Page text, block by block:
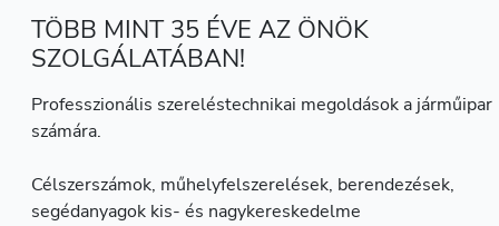
TÖBB MINT 35 ÉVE AZ ÖNÖK
SZOLGÁLATÁBAN!
Professzionális szereléstechnikai megoldások a járműipar
számára.
Célszerszámok, műhelyfelszerelések, berendezések,
segédanyagok kis- és nagykereskedelme